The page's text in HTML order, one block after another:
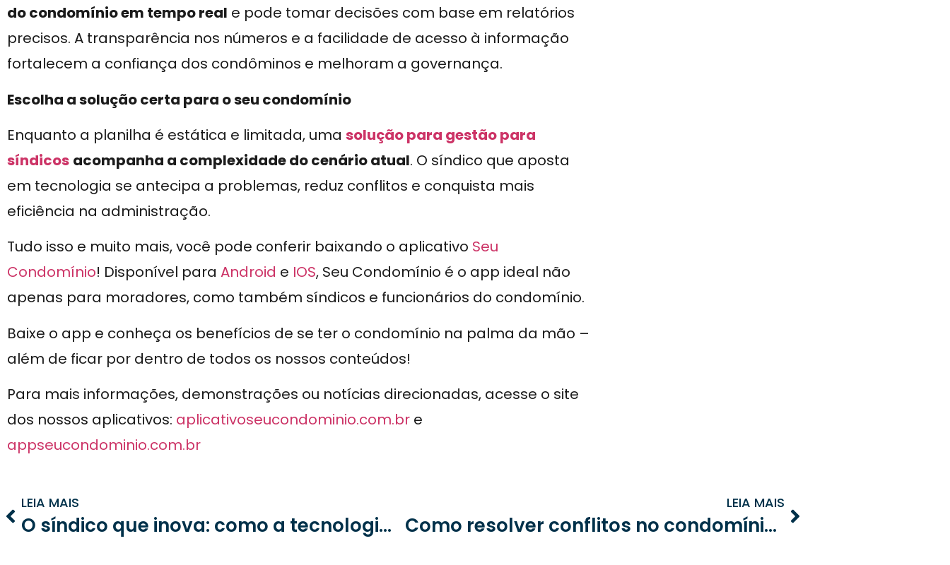
do condomínio em tempo real e pode tomar decisões com base em relatórios
precisos. A transparência nos números e a facilidade de acesso à informação
fortalecem a confiança dos condôminos e melhoram a governança.
Escolha a solução certa para o seu condomínio
Enquanto a planilha é estática e limitada, uma solução para gestão para
síndicos acompanha a complexidade do cenário atual. O síndico que aposta
em tecnologia se antecipa a problemas, reduz conflitos e conquista mais
eficiência na administração.
Tudo isso e muito mais, você pode conferir baixando o aplicativo Seu
Condomínio! Disponível para Android e IOS, Seu Condomínio é o app ideal não
apenas para moradores, como também síndicos e funcionários do condomínio.
Baixe o app e conheça os benefícios de se ter o condomínio na palma da mão –
além de ficar por dentro de todos os nossos conteúdos!
Para mais informações, demonstrações ou notícias direcionadas, acesse o site
dos nossos aplicativos: aplicativoseucondominio.com.br e
appseucondominio.com.br
LEIA MAIS
O síndico que inova: como a tecnologia impulsiona a gestão moderna
LEIA MAIS
Como resolver conflitos no condomínio: estratégias para síndicos